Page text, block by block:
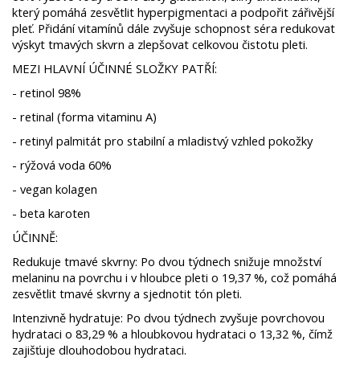
který pomáhá zesvětlit hyperpigmentaci a podpořit zářivější
pleť. Přidání vitamínů dále zvyšuje schopnost séra redukovat
výskyt tmavých skvrn a zlepšovat celkovou čistotu pleti.
MEZI HLAVNÍ ÚČINNÉ SLOŽKY PATŘÍ:
- retinol 98%
- retinal (forma vitaminu A)
- retinyl palmitát pro stabilní a mladistvý vzhled pokožky
- rýžová voda 60%
- vegan kolagen
- beta karoten
ÚČINNĚ:
Redukuje tmavé skvrny: Po dvou týdnech snižuje množství
melaninu na povrchu i v hloubce pleti o 19,37 %, což pomáhá
zesvětlit tmavé skvrny a sjednotit tón pleti.
Intenzivně hydratuje: Po dvou týdnech zvyšuje povrchovou
hydrataci o 83,29 % a hloubkovou hydrataci o 13,32 %, čímž
zajišťuje dlouhodobou hydrataci.